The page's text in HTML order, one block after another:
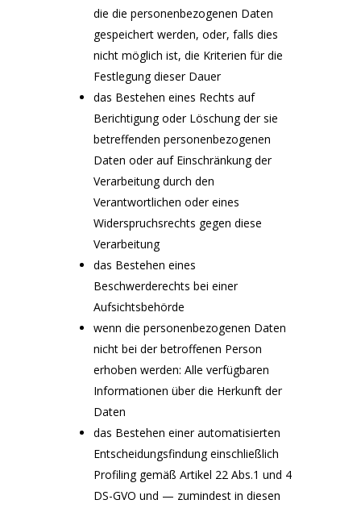
die die personenbezogenen Daten
gespeichert werden, oder, falls dies
nicht möglich ist, die Kriterien für die
Festlegung dieser Dauer
das Bestehen eines Rechts auf
Berichtigung oder Löschung der sie
betreffenden personenbezogenen
Daten oder auf Einschränkung der
Verarbeitung durch den
Verantwortlichen oder eines
Widerspruchsrechts gegen diese
Verarbeitung
das Bestehen eines
Beschwerderechts bei einer
Aufsichtsbehörde
wenn die personenbezogenen Daten
nicht bei der betroffenen Person
erhoben werden: Alle verfügbaren
Informationen über die Herkunft der
Daten
das Bestehen einer automatisierten
Entscheidungsfindung einschließlich
Profiling gemäß Artikel 22 Abs.1 und 4
DS-GVO und — zumindest in diesen